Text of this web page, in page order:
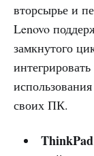
вторсырье и
Lenovo
замкнутого
своих ПК.